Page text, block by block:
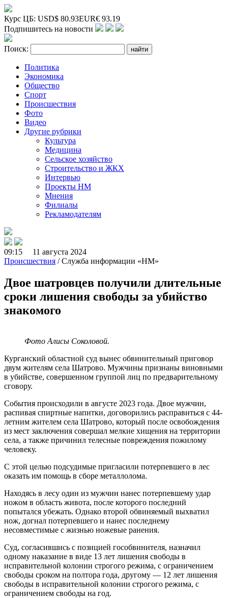
Курс ЦБ: USD$ 80.93EUR€ 93.19
Подпишитесь на новости
Поиск:
Политика
Экономика
Общество
Спорт
Происшествия
Фото
Видео
Другие рубрики
Культура
Медицина
Сельское хозяйство
Строительство и ЖКХ
Интервью
Проекты НМ
Мнения
Филиалы
Рекламодателям
09:15 11 августа 2024
Происшествия / Служба информации «НМ»
Двое шатровцев получили длительные
сроки лишения свободы за убийство
знакомого
Фото Алисы Соколовой.
Курганский областной суд вынес обвинительный приговор
двум жителям села Шатрово. Мужчины признаны виновными
в убийстве, совершенном группой лиц по предварительному
сговору.
События происходили в августе 2023 года. Двое мужчин,
распивая спиртные напитки, договорились расправиться с 44-
летним жителем села Шатрово, который после освобождения
из мест заключения совершал мелкие хищения на территории
села, а также причинил телесные повреждения пожилому
человеку.
С этой целью подсудимые пригласили потерпевшего в лес
оказать им помощь в сборе металлолома.
Находясь в лесу один из мужчин нанес потерпевшему удар
ножом в область живота, после которого последний
попытался убежать. Однако второй обвиняемый выхватил
нож, догнал потерпевшего и нанес последнему
несовместимые с жизнью ножевые ранения.
Суд, согласившись с позицией гособвинителя, назначил
одному наказание в виде 13 лет лишения свободы в
исправительной колонии строгого режима, с ограничением
свободы сроком на полтора года, другому — 12 лет лишения
свободы в исправительной колонии строгого режима, с
ограничением свободы на год.